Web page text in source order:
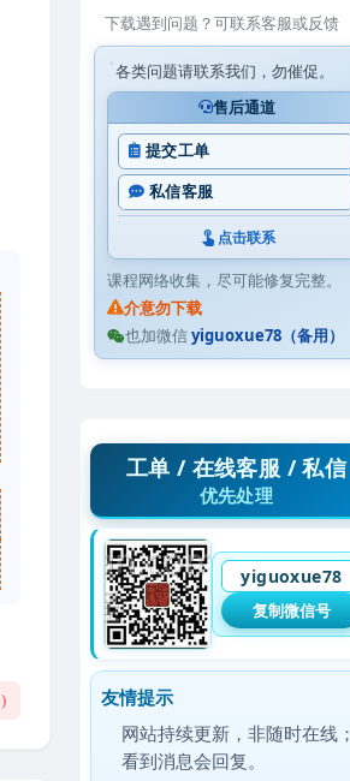
)
下载遇到问题？可联系客服或反馈
各类问题请联系我们，勿催促。
售后通道
提交工单
私信客服
点击联系
课程网络收集，尽可能修复完整。
介意勿下载
也加微信yiguoxue78（备用）
工单 / 在线客服 / 私信
优先处理
yiguoxue78
复制微信号
友情提示
网站持续更新，非随时在线；
看到消息会回复。